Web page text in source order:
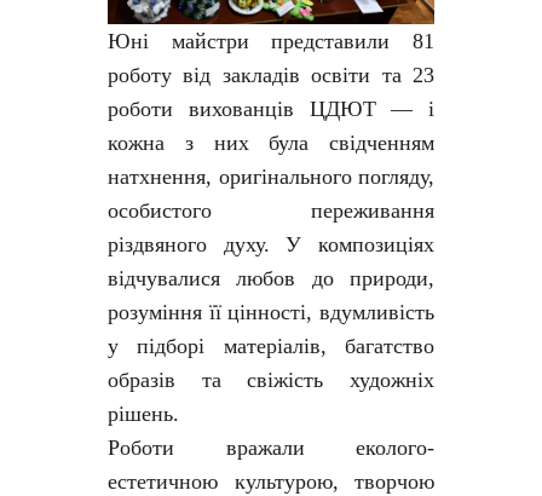
Юні майстри представили 81
роботу від закладів освіти та 23
роботи вихованців ЦДЮТ — і
кожна з них була свідченням
натхнення, оригінального погляду,
особистого переживання
різдвяного духу. У композиціях
відчувалися любов до природи,
розуміння її цінності, вдумливість
у підборі матеріалів, багатство
образів та свіжість художніх
рішень.
Роботи вражали еколого-
естетичною культурою, творчою